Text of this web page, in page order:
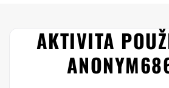
AKTIVITA